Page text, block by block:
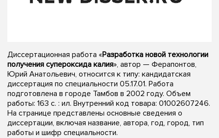
Диссертационная работа «Разработка новой технологии
получения супероксида калия», автор — Ферапонтов,
Юрий Анатольевич, относится к типу: кандидатская
диссертация по специальности 05.17.01. Работа
подготовлена в городе Тамбов в 2002 году. Объем
работы: 163 с. : ил. Внутренний код товара: 01002607246.
На странице представлены основные сведения о
диссертации, включая название, автора, год, город, тип
работы и шифр специальности.